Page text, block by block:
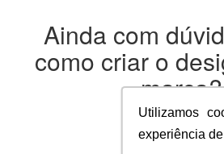
Utilizamos
experiência
Ainda com
como criar o
marca?